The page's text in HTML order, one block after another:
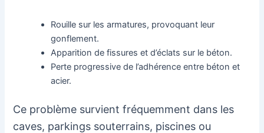
Rouille sur les armatures, provoquant leur
gonflement.
Apparition de fissures et d’éclats sur le béton.
Perte progressive de l’adhérence entre béton et
acier.
Ce problème survient fréquemment dans les
caves, parkings souterrains, piscines ou